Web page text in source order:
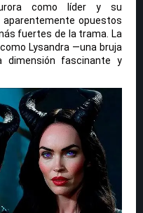
como líder y su
opuestos
fuertes de la trama. La
Lysandra —una bruja
dimensión fascinante y